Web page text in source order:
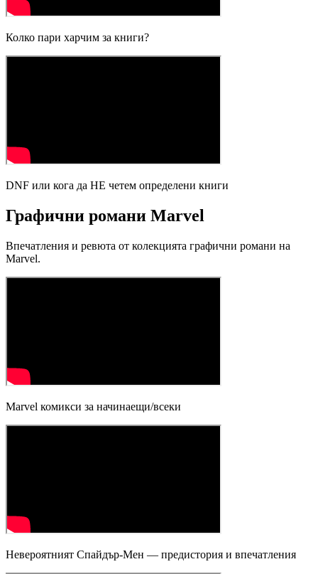
Колко пари харчим за книги?
DNF или кога да НЕ четем определени книги
Графични романи Marvel
Впечатления и ревюта от колекцията графични романи на
Marvel.
Marvel комикси за начинаещи/всеки
Невероятният Спайдър-Мен — предистория и впечатления